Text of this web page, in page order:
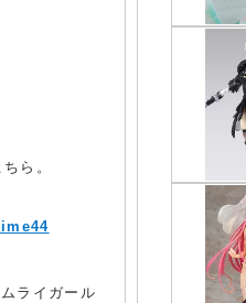
ら。
ライガール